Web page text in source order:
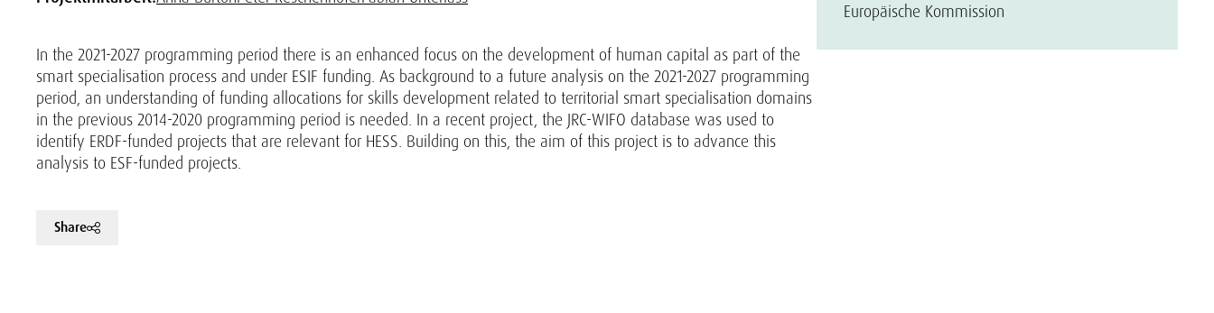
In the 2021-2027 programming period there is an enhanced focus on the development of human capital as part of the
smart specialisation process and under ESIF funding. As background to a future analysis on the 2021-2027 programming
period, an understanding of funding allocations for skills development related to territorial smart specialisation domains
in the previous 2014-2020 programming period is needed. In a recent project, the JRC-WIFO database was used to
identify ERDF-funded projects that are relevant for HESS. Building on this, the aim of this project is to advance this
analysis to ESF-funded projects.
Share
Europäische Kommission